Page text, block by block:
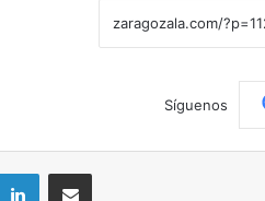
Síguenos